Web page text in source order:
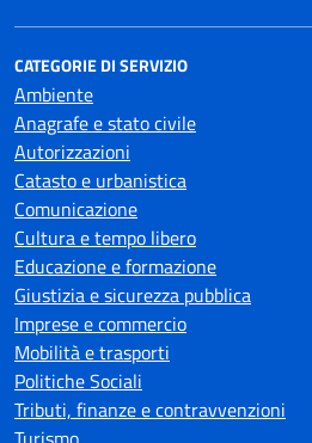
CATEGORIE DI SERVIZIO
Ambiente
Anagrafe e stato civile
Autorizzazioni
Catasto e urbanistica
Comunicazione
Cultura e tempo libero
Educazione e formazione
Giustizia e sicurezza pubblica
Imprese e commercio
Mobilità e trasporti
Politiche Sociali
Tributi, finanze e contravvenzioni